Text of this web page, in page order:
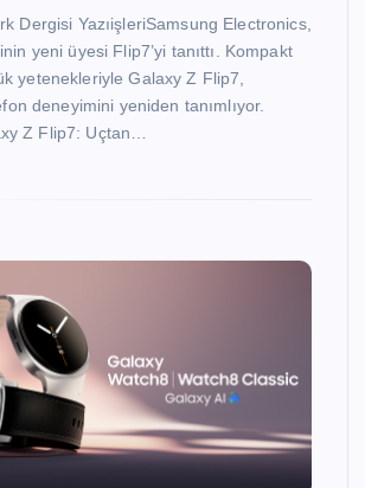
Dergisi YazıişleriSamsung Electronics,
yeni üyesi Flip7’yi tanıttı. Kompakt
yetenekleriyle Galaxy Z Flip7,
deneyimini yeniden tanımlıyor.
Z Flip7: Uçtan…